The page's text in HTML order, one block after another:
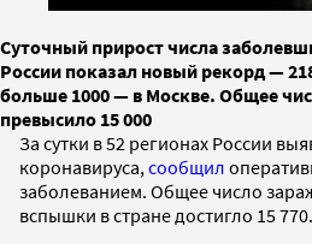
Суточный прирост числа
России показал новый рекорд —
больше 1000 — в Москве. Общее
превысило 15 000
За сутки в 52 регионах России
коронавируса, сообщил
заболеванием. Общее число
вспышки в стране достигло 15 770.